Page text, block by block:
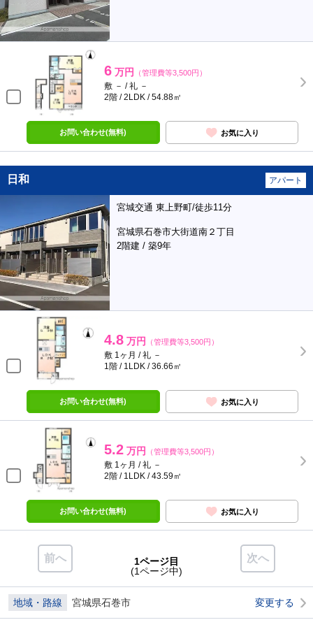
6 万円 （管理費等3,500円）
敷 － / 礼 －
2階 / 2LDK / 54.88㎡
お問い合わせ(無料) お気に入り
日和 アパート
宮城交通 東上野町/徒歩11分
宮城県石巻市大街道南２丁目
2階建 / 築9年
4.8 万円 （管理費等3,500円）
敷 1ヶ月 / 礼 －
1階 / 1LDK / 36.66㎡
お問い合わせ(無料) お気に入り
5.2 万円 （管理費等3,500円）
敷 1ヶ月 / 礼 －
2階 / 1LDK / 43.59㎡
お問い合わせ(無料) お気に入り
前へ 次へ
1ページ目
(1ページ中)
地域・路線 宮城県石巻市 変更する